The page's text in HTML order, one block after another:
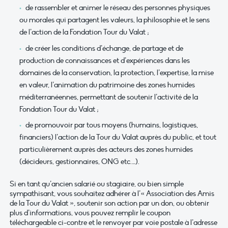
de rassembler et animer le réseau des personnes physiques
ou morales qui partagent les valeurs, la philosophie et le sens
de l’action de la Fondation Tour du Valat ;
de créer les conditions d’échange, de partage et de
production de connaissances et d’expériences dans les
domaines de la conservation, la protection, l’expertise, la mise
en valeur, l’animation du patrimoine des zones humides
méditerranéennes, permettant de soutenir l’activité de la
Fondation Tour du Valat ;
de promouvoir par tous moyens (humains, logistiques,
financiers) l’action de la Tour du Valat auprès du public, et tout
particulièrement auprès des acteurs des zones humides
(décideurs, gestionnaires, ONG etc.…).
Si en tant qu’ancien salarié ou stagiaire, ou bien simple
sympathisant, vous souhaitez adhérer à l’« Association des Amis
de la Tour du Valat », soutenir son action par un don, ou obtenir
plus d’informations, vous pouvez remplir le coupon
téléchargeable ci-contre et le renvoyer par voie postale à l’adresse